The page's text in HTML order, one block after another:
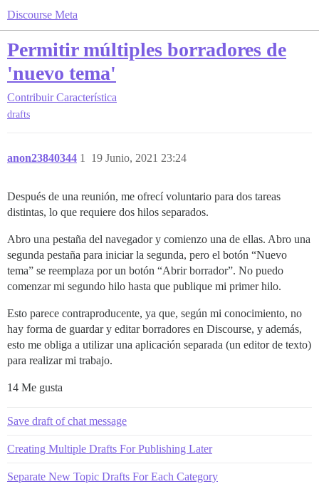
Discourse Meta
Permitir múltiples borradores de
'nuevo tema'
Contribuir Característica
drafts
anon23840344 19 Junio, 2021 23:24
1
Después de una reunión, me ofrecí voluntario para dos tareas
distintas, lo que requiere dos hilos separados.
Abro una pestaña del navegador y comienzo una de ellas. Abro una
segunda pestaña para iniciar la segunda, pero el botón “Nuevo
tema” se reemplaza por un botón “Abrir borrador”. No puedo
comenzar mi segundo hilo hasta que publique mi primer hilo.
Esto parece contraproducente, ya que, según mi conocimiento, no
hay forma de guardar y editar borradores en Discourse, y además,
esto me obliga a utilizar una aplicación separada (un editor de texto)
para realizar mi trabajo.
14 Me gusta
Save draft of chat message
Creating Multiple Drafts For Publishing Later
Separate New Topic Drafts For Each Category